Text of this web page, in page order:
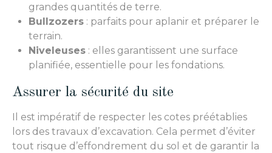
grandes quantités de terre.
Bullzozers : parfaits pour aplanir et préparer le
terrain.
Niveleuses : elles garantissent une surface
planifiée, essentielle pour les fondations.
Assurer la sécurité du site
Il est impératif de respecter les cotes préétablies
lors des travaux d’excavation. Cela permet d’éviter
tout risque d’effondrement du sol et de garantir la